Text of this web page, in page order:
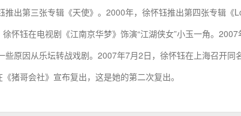
推出第三张专辑《天使》。2000年，徐怀钰推出第四张专辑《
怀钰在电视剧《江南京华梦》饰演“江湖侠女”小玉一角。
些原因从乐坛转战戏剧。2007年7月2日，徐怀钰在上海召开同
猪哥会社》宣布复出，这是她的第二次复出。